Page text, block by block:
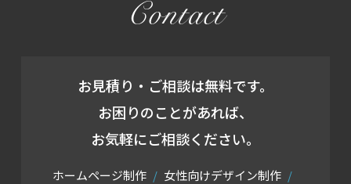
Contact
お見積り・ご相談は無料です。
お困りのことがあれば、
お気軽にご相談ください。
ホームページ制作
女性向けデザイン制作